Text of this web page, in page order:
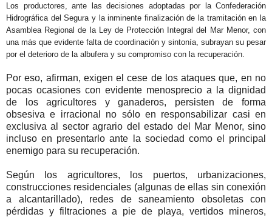
Los productores, ante las decisiones adoptadas por la Confederación
Hidrográfica del Segura y la inminente finalización de la tramitación en la
Asamblea Regional de la Ley de Protección Integral del Mar Menor, con
una más que evidente falta de coordinación y sintonía, subrayan su pesar
por el deterioro de la albufera y su compromiso con la recuperación.
Por eso, afirman, exigen el cese de los ataques que, en no
pocas ocasiones con evidente menosprecio a la dignidad
de los agricultores y ganaderos, persisten de forma
obsesiva e irracional no sólo en responsabilizar casi en
exclusiva al sector agrario del estado del Mar Menor, sino
incluso en presentarlo ante la sociedad como el principal
enemigo para su recuperación.
Según los agricultores, los puertos, urbanizaciones,
construcciones residenciales (algunas de ellas sin conexión
a alcantarillado), redes de saneamiento obsoletas con
pérdidas y filtraciones a pie de playa, vertidos mineros,